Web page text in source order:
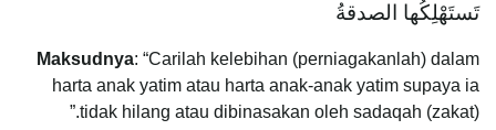
تَستَهْلِكُها الصدقةُ
Maksudnya: “Carilah kelebihan (perniagakanlah) dalam
harta anak yatim atau harta anak-anak yatim supaya ia
tidak hilang atau dibinasakan oleh sadaqah (zakat).”